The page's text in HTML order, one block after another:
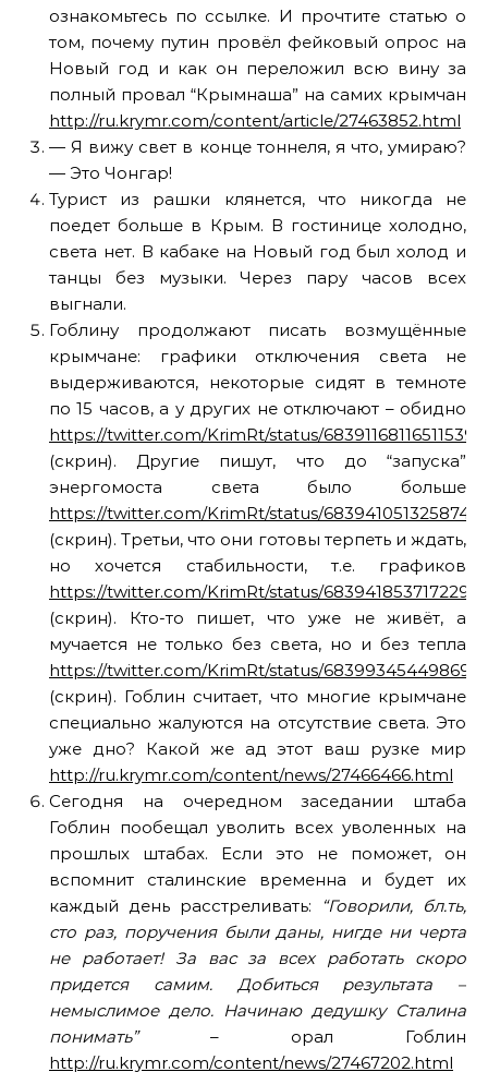
ознакомьтесь по ссылке. И прочтите статью о
том, почему путин провёл фейковый опрос на
Новый год и как он переложил всю вину за
полный провал “Крымнаша” на самих крымчан
http://ru.krymr.com/content/article/27463852.html
— Я вижу свет в конце тоннеля, я что, умираю?
— Это Чонгар!
Турист из рашки клянется, что никогда не
поедет больше в Крым. В гостинице холодно,
света нет. В кабаке на Новый год был холод и
танцы без музыки. Через пару часов всех
выгнали.
Гоблину продолжают писать возмущённые
крымчане: графики отключения света не
выдерживаются, некоторые сидят в темноте
по 15 часов, а у других не отключают – обидно
https://twitter.com/KrimRt/status/683911681165115392
(скрин). Другие пишут, что до “запуска”
энергомоста света было больше
https://twitter.com/KrimRt/status/
(скрин). Третьи, что они готовы терпеть и ждать,
но хочется стабильности, т.е. графиков
https://twitter.com/KrimRt/status/
(скрин). Кто-то пишет, что уже не живёт, а
мучается не только без света, но и без тепла
https://twitter.com/KrimRt/status/
(скрин). Гоблин считает, что многие крымчане
специально жалуются на отсутствие света. Это
уже дно? Какой же ад этот ваш рузке мир
http://ru.krymr.com/content/news/27466466.html
Сегодня на очередном заседании штаба
Гоблин пообещал уволить всех уволенных на
прошлых штабах. Если это не поможет, он
вспомнит сталинские временна и будет их
каждый день расстреливать:
“Говорили, бл.ть,
сто раз, поручения были даны, нигде ни черта
не работает! За вас за всех работать скоро
придется самим. Добиться результата –
немыслимое дело. Начинаю дедушку Сталина
понимать”– орал Гоблин
http://ru.krymr.com/content/news/27467202.html